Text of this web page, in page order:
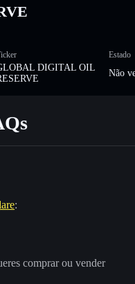
DIGITAL OIL
Estado
Não
:
comprar ou vender